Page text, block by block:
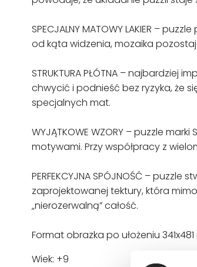
SPECJALNY MATOWY LAKIER –
od kąta widzenia, mozaika
STRUKTURA PŁÓTNA –
chwycić i podnieść bez ryzyka, że
specjalnych mat.
WYJĄTKOWE WZORY – puzzle
motywami. Przy współpracy z
PERFEKCYJNA SPÓJNOŚĆ –
zaprojektowanej tektury, która
„nierozerwalną” całość.
Format obrazka po ułożeniu
Wiek: +9